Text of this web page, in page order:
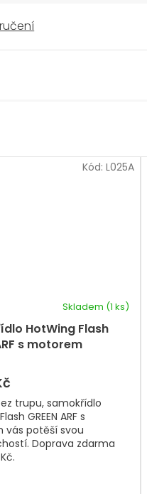
HotWing Flash
s motorem
Skladem (1 ks)
trupu, samokřídlo
GREEN ARF s
vás potěší svou
Doprava zdarma
Kód: L025A